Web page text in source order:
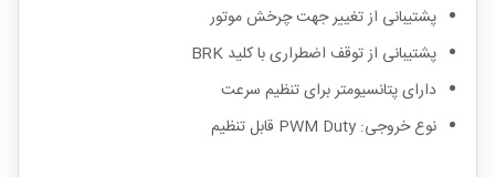
پشتیبانی از تغییر جهت چرخش موتور
پشتیبانی از توقف اضطراری با کلید BRK
دارای پتانسیومتر برای تنظیم سرعت
نوع خروجی: PWM Duty قابل تنظیم